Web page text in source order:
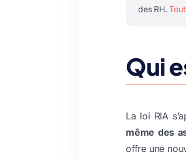
des RH.
Qui
La loi RIA
même des
offre une